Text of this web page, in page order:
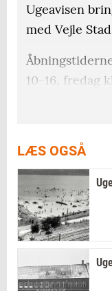
Ugeavisen
med Vejle
10-16, fredag
lørdag i
LÆS OGSÅ